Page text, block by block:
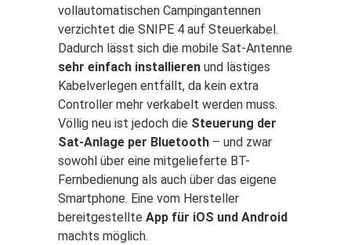
vollautomatischen Campingantennen
verzichtet die SNIPE 4 auf Steuerkabel.
Dadurch lässt sich die mobile Sat-Antenne
sehr einfach installieren und lästiges
Kabelverlegen entfällt, da kein extra
Controller mehr verkabelt werden muss.
Völlig neu ist jedoch die Steuerung der
Sat-Anlage per Bluetooth – und zwar
sowohl über eine mitgelieferte BT-
Fernbedienung als auch über das eigene
Smartphone. Eine vom Hersteller
bereitgestellte App für iOS und Android
machts möglich.